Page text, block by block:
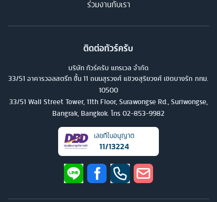
ร่วมงานกับเรา
ติดต่อทัวร์ครับ
บริษัท ทัวร์ครับ แทรเวล จำกัด
33/51 อาคารวอลสตรีท ชั้น 11 ถนนสุรวงศ์ แขวงสุริยวงศ์ เขตบางรัก กทม.
10500
33/51 Wall Street Tower, 11th Floor, Surawongse Rd., Suriwongse,
Bangrak, Bangkok. โทร 02-853-9982
เลขที่ใบอนุญาต
11/13224